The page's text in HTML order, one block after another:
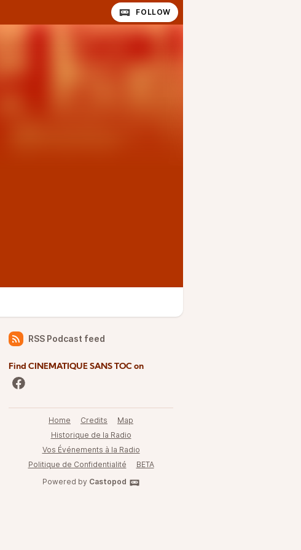
FOLLOW
RSS Podcast feed
Find CINEMATIQUE SANS TOC on
Home Credits
Map
Historique de la Radio
Vos Événements à la Radio
Politique de Confidentialité
BETA
Powered by Castopod